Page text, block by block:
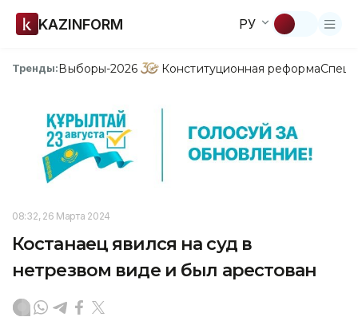
KAZINFORM РУ
Тренды:Выборы-2026 Конституционная реформа
08:32, 26 Марта 2024
Костанаец явился на суд в
нетрезвом виде и был арестован